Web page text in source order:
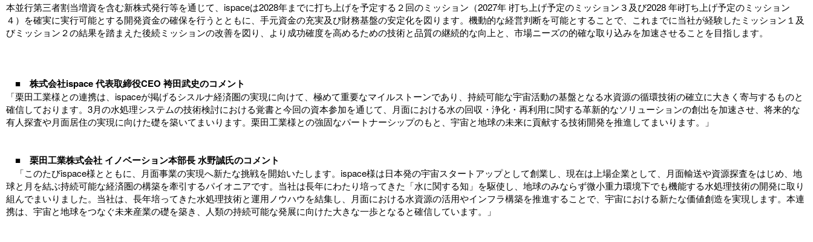
本並行第三者割当増資を含む新株式発行等を通じて、ispaceは2028年までに打ち上げを予定する２回のミッション（2027年 i打ち上げ予定のミッション３及び2028 年ii打ち上げ予定のミッション
４）を確実に実行可能とする開発資金の確保を行うとともに、手元資金の充実及び財務基盤の安定化を図ります。機動的な経営判断を可能とすることで、これまでに当社が経験したミッション１及
びミッション２の結果を踏まえた後続ミッションの改善を図り、より成功確度を高めるための技術と品質の継続的な向上と、市場ニーズの的確な取り込みを加速させることを目指します。
■ 株式会社ispace 代表取締役CEO 袴田武史のコメント
「栗田工業様との連携は、ispaceが掲げるシスルナ経済圏の実現に向けて、極めて重要なマイルストーンであり、持続可能な宇宙活動の基盤となる水資源の循環技術の確立に大きく寄与するものと
確信しております。3月の水処理システムの技術検討における覚書と今回の資本参加を通じて、月面における水の回収・浄化・再利用に関する革新的なソリューションの創出を加速させ、将来的な
有人探査や月面居住の実現に向けた礎を築いてまいります。栗田工業様との強固なパートナーシップのもと、宇宙と地球の未来に貢献する技術開発を推進してまいります。」
■ 栗田工業株式会社 イノベーション本部長 水野誠氏のコメント
「このたびispace様とともに、月面事業の実現へ新たな挑戦を開始いたします。ispace様は日本発の宇宙スタートアップとして創業し、現在は上場企業として、月面輸送や資源探査をはじめ、地
球と月を結ぶ持続可能な経済圏の構築を牽引するパイオニアです。当社は長年にわたり培ってきた「水に関する知」を駆使し、地球のみならず微小重力環境下でも機能する水処理技術の開発に取り
組んでまいりました。当社は、長年培ってきた水処理技術と運用ノウハウを結集し、月面における水資源の活用やインフラ構築を推進することで、宇宙における新たな価値創造を実現します。本連
携は、宇宙と地球をつなぐ未来産業の礎を築き、人類の持続可能な発展に向けた大きな一歩となると確信しています。」